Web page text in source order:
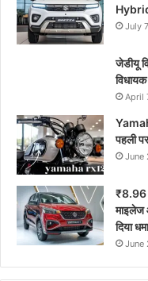
July
जेडीयू
April
पहली
June
₹8.96
दिया
June